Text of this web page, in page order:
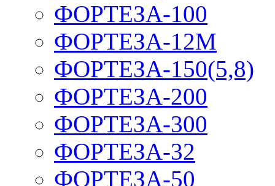
ФОРТЕЗА-100
ФОРТЕЗА-12М
ФОРТЕЗА-150(5,8)
ФОРТЕЗА-200
ФОРТЕЗА-300
ФОРТЕЗА-32
ФОРТЕЗА-50